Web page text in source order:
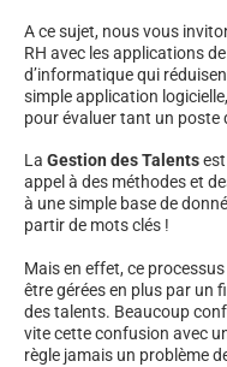
A ce sujet, nous vous
RH avec les applications
d’informatique qui
simple application
pour évaluer tant un poste
La Gestion des Talents
appel à des méthodes et
à une simple base de
partir de mots clés !
Mais en effet, ce
être gérées en plus par un
des talents. Beaucoup
vite cette confusion avec
règle jamais un problème